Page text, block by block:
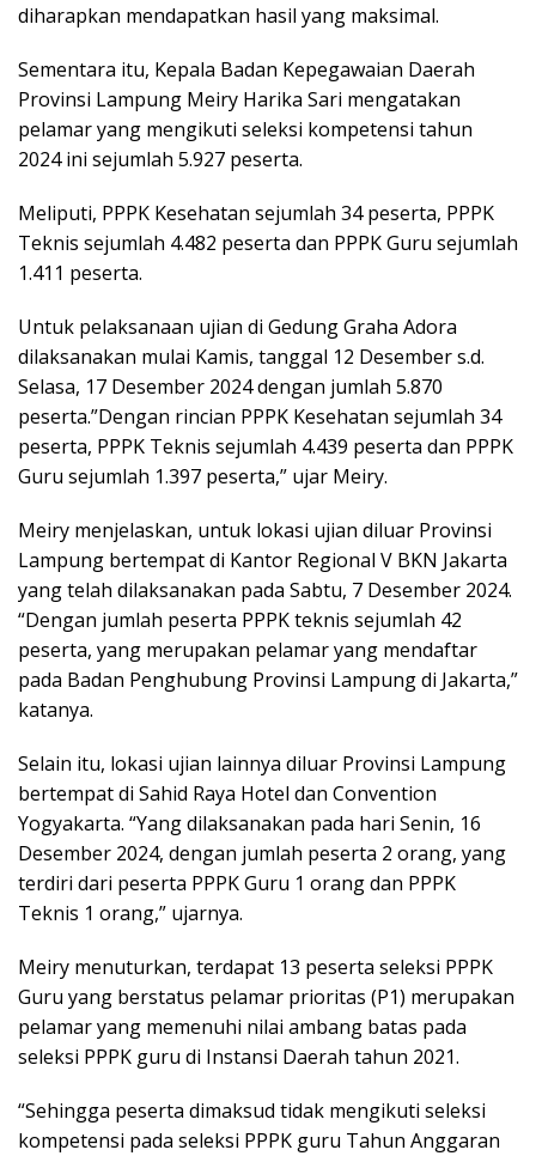
diharapkan mendapatkan hasil yang maksimal.
Sementara itu, Kepala Badan Kepegawaian Daerah
Provinsi Lampung Meiry Harika Sari mengatakan
pelamar yang mengikuti seleksi kompetensi tahun
2024 ini sejumlah 5.927 peserta.
Meliputi, PPPK Kesehatan sejumlah 34 peserta, PPPK
Teknis sejumlah 4.482 peserta dan PPPK Guru sejumlah
1.411 peserta.
Untuk pelaksanaan ujian di Gedung Graha Adora
dilaksanakan mulai Kamis, tanggal 12 Desember s.d.
Selasa, 17 Desember 2024 dengan jumlah 5.870
peserta.”Dengan rincian PPPK Kesehatan sejumlah 34
peserta, PPPK Teknis sejumlah 4.439 peserta dan PPPK
Guru sejumlah 1.397 peserta,” ujar Meiry.
Meiry menjelaskan, untuk lokasi ujian diluar Provinsi
Lampung bertempat di Kantor Regional V BKN Jakarta
yang telah dilaksanakan pada Sabtu, 7 Desember 2024.
“Dengan jumlah peserta PPPK teknis sejumlah 42
peserta, yang merupakan pelamar yang mendaftar
pada Badan Penghubung Provinsi Lampung di Jakarta,”
katanya.
Selain itu, lokasi ujian lainnya diluar Provinsi Lampung
bertempat di Sahid Raya Hotel dan Convention
Yogyakarta. “Yang dilaksanakan pada hari Senin, 16
Desember 2024, dengan jumlah peserta 2 orang, yang
terdiri dari peserta PPPK Guru 1 orang dan PPPK
Teknis 1 orang,” ujarnya.
Meiry menuturkan, terdapat 13 peserta seleksi PPPK
Guru yang berstatus pelamar prioritas (P1) merupakan
pelamar yang memenuhi nilai ambang batas pada
seleksi PPPK guru di Instansi Daerah tahun 2021.
“Sehingga peserta dimaksud tidak mengikuti seleksi
kompetensi pada seleksi PPPK guru Tahun Anggaran